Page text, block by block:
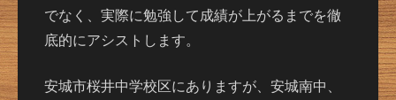
でなく、実際に勉強して成績が上がるまでを徹
底的にアシストします。
安城市桜井中学校区にありますが、安城南中、